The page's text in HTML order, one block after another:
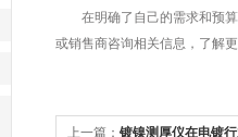
在明确了自己的需求和预算
或销售商咨询相关信息，了解
上一篇： 镀镍测厚仪在电镀